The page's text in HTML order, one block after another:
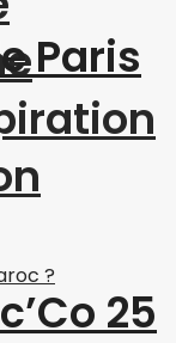
Paris
25